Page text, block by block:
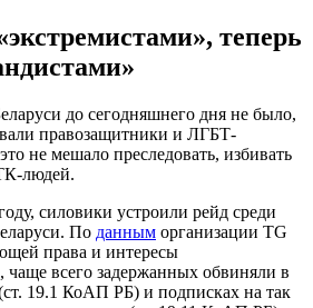
теперь
до сегодняшнего дня не было,
правозащитники и ЛГБТ-
не мешало преследовать, избивать
людей.
силовики устроили рейд среди
По данным организации TG
права и интересы
чаще всего задержанных обвиняли в
19.1 КоАП РБ) и подписках на так